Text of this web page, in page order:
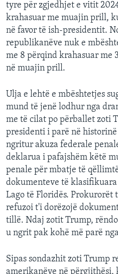
tyre për zgjedhjet e vitit
krahasuar me muajin prill,
në favor të ish-presidentit.
republikanëve nuk e
me 8 përqind krahasuar me
në muajin prill.
Ulja e lehtë e mbështetjes
mund të jenë lodhur nga
me të cilat po përballet zoti
presidenti i parë në
ngritur akuza federale
deklarua i pafajshëm këtë
penale për mbatje të
dokumenteve të
Lago të Floridës. Prokurorët
refuzoi t'i dorëzojë
tillë. Ndaj zotit Trump,
u ngrit pak kohë më parë
Sipas sondazhit zoti Trump
amerikanëve në